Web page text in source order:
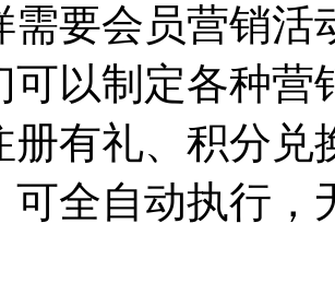
需要会员营销
可以制定各种营
册有礼、积分兑
可全自动执行，